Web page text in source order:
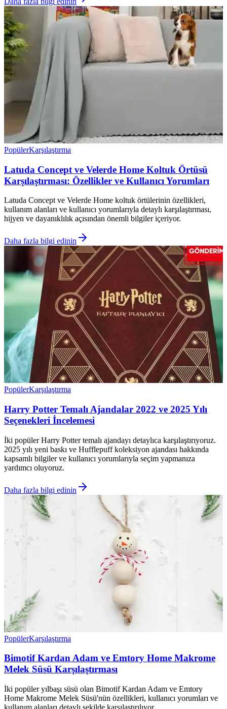
PopülerKarşılaştırma
Latuda Concept ve Velerde Home Koltuk Örtüsü
Karşılaştırması: Özellikler ve Kullanıcı Yorumları
Latuda Concept ve Velerde Home koltuk örtülerinin özellikleri,
kullanım alanları ve kullanıcı yorumlarıyla detaylı karşılaştırması,
hijyen ve dayanıklılık açısından önemli bilgiler içeriyor.
Daha fazla bilgi edinin
PopülerKarşılaştırma
Harry Potter Temalı Ajandalar 2022 ve 2025 Yılı
Seçenekleri İncelemesi
İki popüler Harry Potter temalı ajandayı detaylıca karşılaştırıyoruz.
2025 yılı yeni baskı ve Hufflepuff koleksiyon ajandası hakkında
kapsamlı bilgiler ve kullanıcı yorumlarıyla seçim yapmanıza
yardımcı oluyoruz.
Daha fazla bilgi edinin
PopülerKarşılaştırma
Bimotif Kardan Adam ve Emtory Home Makrome
Melek Süsü Karşılaştırması
İki popüler yılbaşı süsü olan Bimotif Kardan Adam ve Emtory
Home Makrome Melek Süsü'nün özellikleri, kullanıcı yorumları ve